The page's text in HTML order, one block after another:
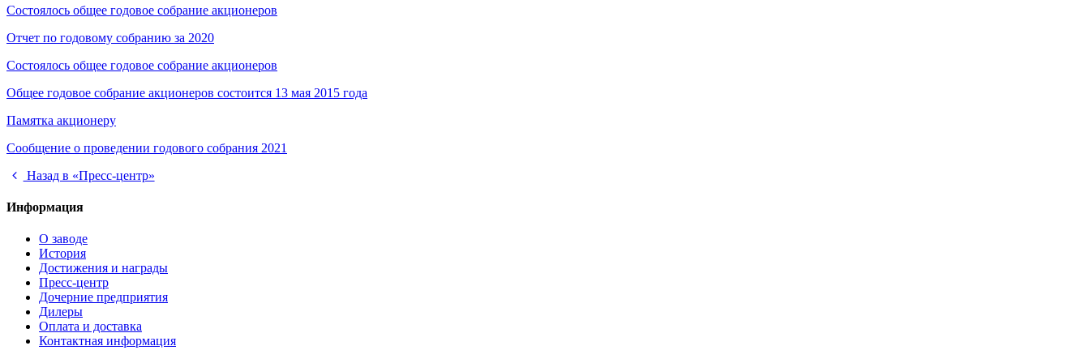
Состоялось общее годовое собрание акционеров
Отчет по годовому собранию за 2020
Состоялось общее годовое собрание акционеров
Общее годовое собрание акционеров состоится 13 мая 2015 года
Памятка акционеру
Сообщение о проведении годового собрания 2021
Назад в «Пресс-центр»
Информация
О заводе
История
Достижения и награды
Пресс-центр
Дочерние предприятия
Дилеры
Оплата и доставка
Контактная информация